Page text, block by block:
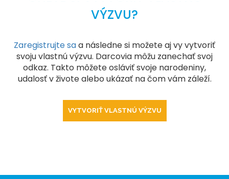
VÝZVU?
Zaregistrujte saa následne si možete aj vy vytvoriť
svoju vlastnú výzvu. Darcovia môžu zanechať svoj
odkaz. Takto môžete osláviť svoje narodeniny,
udalosť v živote alebo ukázať na čom vám záleží.
VYTVORIŤ VLASTNÚ VÝZVU